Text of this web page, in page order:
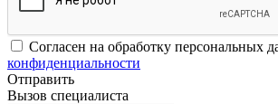
Согласен на обработку персональных
конфиденциальности
Отправить
Вызов специалиста